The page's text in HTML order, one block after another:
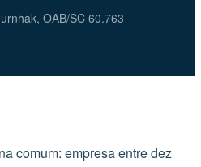
OAB/SC 60.763
comum: empresa entre dez